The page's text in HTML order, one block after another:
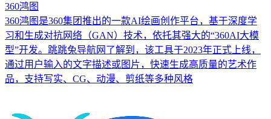
360鸿图
360鸿图是360集团推出的一款AI绘画创作平台，基于深度学
习和生成对抗网络（GAN）技术，依托其强大的“360AI大模
型”开发。跳跳兔导航网了解到，该工具于2023年正式上线，
通过用户输入的文字描述或图片，快速生成高质量的艺术作
品，支持写实、CG、动漫、剪纸等多种风格